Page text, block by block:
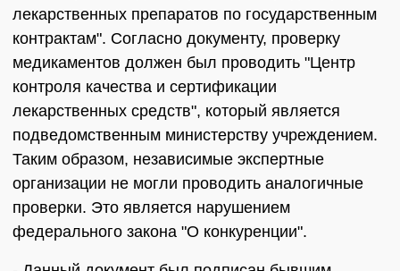
лекарственных препаратов по государственным
контрактам". Согласно документу, проверку
медикаментов должен был проводить "Центр
контроля качества и сертификации
лекарственных средств", который является
подведомственным министерству учреждением.
Таким образом, независимые экспертные
организации не могли проводить аналогичные
проверки. Это является нарушением
федерального закона "О конкуренции".